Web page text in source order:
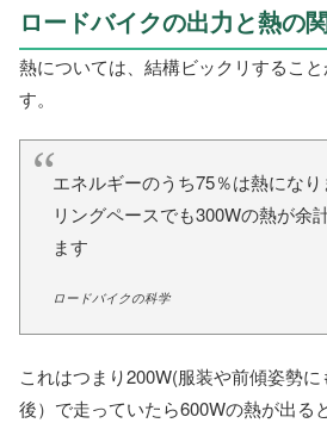
ロードバイクの出力と熱の
熱については、結構ビックリするこ
す。
エネルギーのうち75％は熱にな
リングペースでも300Wの熱が余
ます
ロードバイクの科学
これはつまり200W(服装や前傾姿勢
後）で走っていたら600Wの熱が出る